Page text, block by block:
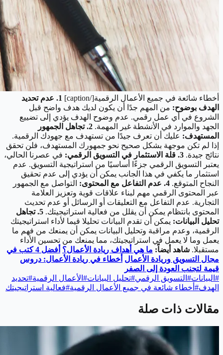
أخطاء شائعة في جميع الأعمال الرقمية[/caption]
1. عدم تحديد
الهدف بوضوح: من المهم جدًا أن يكون لديك هدف واضح قبل
الشروع في أي عمل رقمي. عدم وضوح الهدف يؤدي إلى تضييع
الجهد والموارد في الأنشطة غير المهمة.
2. تجاهل الجمهور
المستهدف: عليك أن تعرف جيدًا من تستهدف مع جهودك الرقمية.
إذا لم تكن موجهة بشكل صحيح نحو جمهورك المستهدف، فلن تحقق
نتائج جيدة. 3. قلة الاستثمار في التسويق الرقمي:
في عصرنا الحالي،
يعتبر التسويق الرقمي جزءًا أساسيًا من استراتيجية التسويق. عدم
استثمار ما يكفي في هذا الجانب يمكن أن يؤدي إلى عدم تحقيق
النجاح المتوقع. 4. عدم التفاعل مع المحتوى:
التواصل مع الجمهور
عبر المحتوى الرقمي مهم لبناء علاقات قوية وتعزيز العلامة
التجارية. عدم التفاعل مع التعليقات أو الرسائل أو عدم تحديث
المحتوى بانتظام يمكن أن يقلل من فعالية استراتيجيتك.
5. تجاهل
تحليل البيانات: يمكن أن تقدم البيانات تحليلا قيما لأداء استراتيجيتك
الرقمية، وعدم مراقبة وتحليل البيانات يمكن أن يمنعك من فهم ما
يعمل وما لا يعمل في استراتيجيتك، مما يمنعك من تحسين الأداء
مستقبلا. شاهد أيضاً: ما هي أهداف ريادة الأعمال؟
أفضل 4 كتب في
مجال التسويق وريادة الأعمال أخطاء في ريادة الأعمال: دروس
قيمة لتجنب العودة إلى الصفر
# البيانات# التسويق الرقمي#تحليل البيانات# الأعمال الرقمية#تحديد
الهدف# أخطاء شائعة في جميع الأعمال الرقمية#فعالية استراتيجيتك
مقالات ذات صلة